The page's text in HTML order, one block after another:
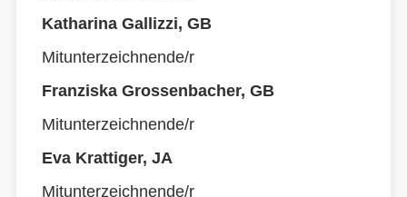
Katharina Gallizzi, GB
Mitunterzeichnende/r
Franziska Grossenbacher, GB
Mitunterzeichnende/r
Eva Krattiger, JA
Mitunterzeichnende/r